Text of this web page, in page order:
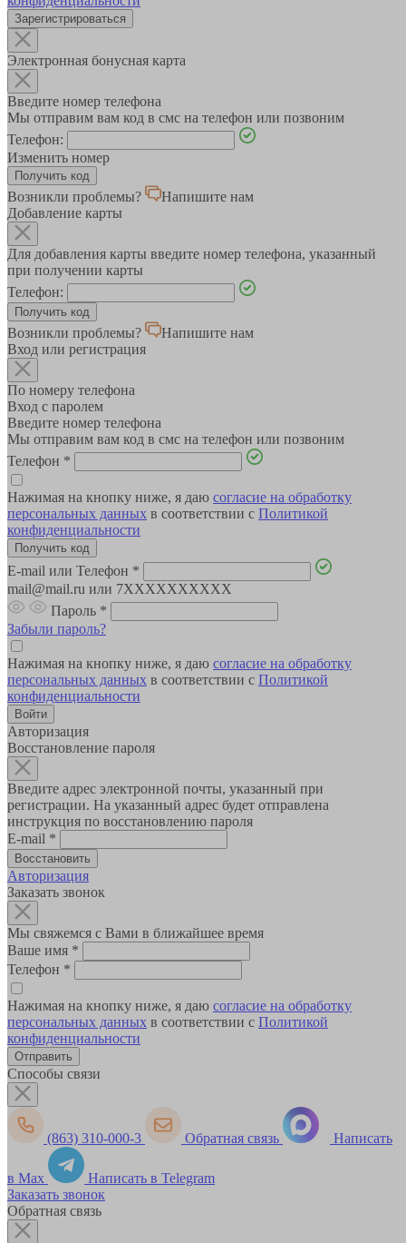
Зарегистрироваться
Электронная бонусная карта
Введите номер телефона
Мы отправим вам код в смс на телефон или позвоним
Телефон:
Изменить номер
Возникли проблемы?
Напишите нам
Добавление карты
Для добавления карты введите номер телефона, указанный
при получении карты
Телефон:
Возникли проблемы?
Напишите нам
Вход или регистрация
По номеру телефона
Вход с паролем
Введите номер телефона
Мы отправим вам код в смс на телефон или позвоним
Телефон *
Нажимая на кнопку ниже, я даю согласие на обработку
персональных данных в соответствии с Политикой
конфиденциальности
E-mail или Телефон *
mail@mail.ru или 7XXXXXXXXXX
Пароль *
Забыли пароль?
Нажимая на кнопку ниже, я даю согласие на обработку
персональных данных в соответствии с Политикой
конфиденциальности
Авторизация
Восстановление пароля
Введите адрес электронной почты, указанный при
регистрации. На указанный адрес будет отправлена
инструкция по восстановлению пароля
E-mail *
Авторизация
Заказать звонок
Мы свяжемся с Вами в ближайшее время
Ваше имя *
Телефон *
Нажимая на кнопку ниже, я даю согласие на обработку
персональных данных в соответствии с Политикой
конфиденциальности
Способы связи
(863) 310-000-3 Обратная связь Написать
в Max
Написать в Telegram
Заказать звонок
Обратная связь